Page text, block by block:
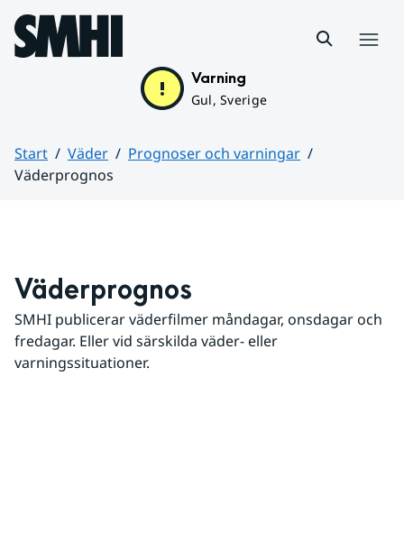
Hoppa till sidans innehåll
Varning
Gul, Sverige
Start Väder
Prognoser och varningar
Väderprognos
Väderprognos
SMHI publicerar väderfilmer måndagar, onsdagar och
fredagar. Eller vid särskilda väder- eller
varningssituationer.